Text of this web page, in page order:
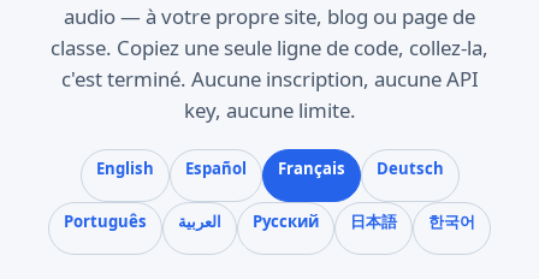
audio — à votre propre site, blog ou page de
classe. Copiez une seule ligne de code, collez-la,
c'est terminé. Aucune inscription, aucune API
key, aucune limite.
English Español Français Deutsch
Português العربية Русский 日本語 한국어